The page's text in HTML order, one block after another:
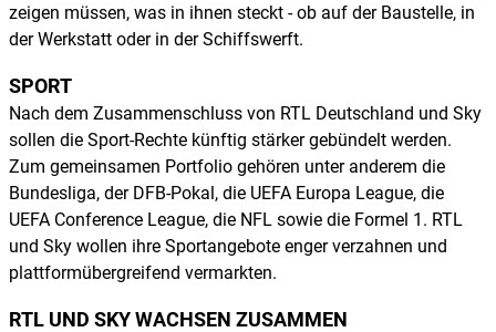
zeigen müssen, was in ihnen steckt - ob auf der Baustelle, in
der Werkstatt oder in der Schiffswerft.
SPORT
Nach dem Zusammenschluss von RTL Deutschland und Sky
sollen die Sport-Rechte künftig stärker gebündelt werden.
Zum gemeinsamen Portfolio gehören unter anderem die
Bundesliga, der DFB-Pokal, die UEFA Europa League, die
UEFA Conference League, die NFL sowie die Formel 1. RTL
und Sky wollen ihre Sportangebote enger verzahnen und
plattformübergreifend vermarkten.
RTL UND SKY WACHSEN ZUSAMMEN